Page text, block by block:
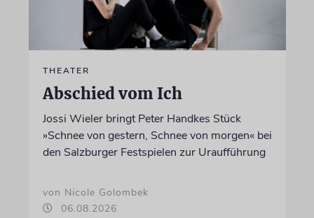
THEATER
Abschied vom Ich
Jossi Wieler bringt Peter Handkes Stück
»Schnee von gestern, Schnee von morgen« bei
den Salzburger Festspielen zur Uraufführung
von Nicole Golombek
06.08.2026